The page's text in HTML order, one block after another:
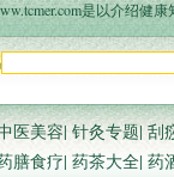
是以介绍
医美容|针灸专题|刮
膳食疗| 药茶大全| 药